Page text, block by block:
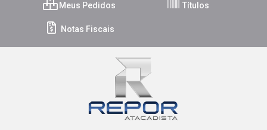
Meus Pedidos Títulos
Notas Fiscais